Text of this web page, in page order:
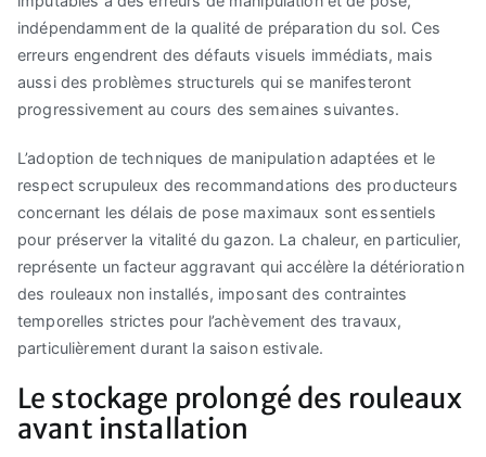
indépendamment de la qualité de préparation du sol. Ces
erreurs engendrent des défauts visuels immédiats, mais
aussi des problèmes structurels qui se manifesteront
progressivement au cours des semaines suivantes.
L’adoption de techniques de manipulation adaptées et le
respect scrupuleux des recommandations des producteurs
concernant les délais de pose maximaux sont essentiels
pour préserver la vitalité du gazon. La chaleur, en particulier,
représente un facteur aggravant qui accélère la détérioration
des rouleaux non installés, imposant des contraintes
temporelles strictes pour l’achèvement des travaux,
particulièrement durant la saison estivale.
Le stockage prolongé des rouleaux
avant installation